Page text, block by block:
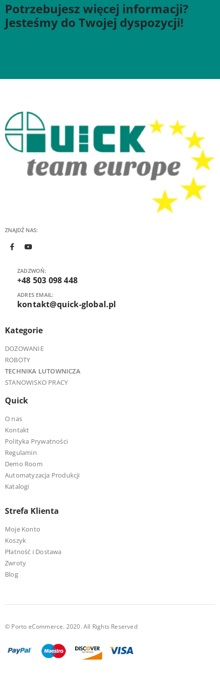
Potrzebujesz więcej informacji?
Jesteśmy do Twojej dyspozycji!
ZNAJDŹ NAS:
ZADZWOŃ:
+48 503 098 448
ADRES EMAIL:
kontakt@quick-global.pl
Kategorie
DOZOWANIE
ROBOTY
TECHNIKA LUTOWNICZA
STANOWISKO PRACY
Quick
O nas
Kontakt
Polityka Prywatności
Regulamin
Demo Room
Automatyzacja Produkcji
Katalogi
Strefa Klienta
Moje Konto
Koszyk
Płatność i Dostawa
Zwroty
Blog
© Porto eCommerce. 2020. All Rights Reserved